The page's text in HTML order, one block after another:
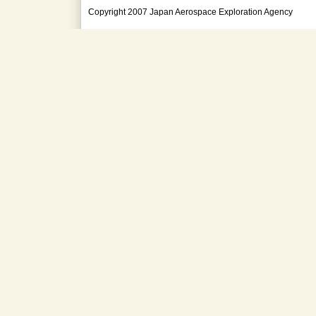
Copyright 2007 Japan Aerospace Exploration Agency